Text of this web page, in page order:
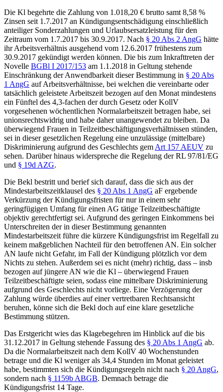
Die Kl begehrte die Zahlung von 1.018,20 € brutto samt 8,58 %
Zinsen seit 1.7.2017 an Kündigungsentschädigung einschließlich
anteiliger Sonderzahlungen und Urlaubsersatzleistung für den
Zeitraum vom 1.7.2017 bis 30.9.2017. Nach § 20 Abs 2 AngG hätte
ihr Arbeitsverhältnis ausgehend vom 12.6.2017 frühestens zum
30.9.2017 gekündigt werden können. Die bis zum Inkrafttreten der
Novelle BGBl I 2017/153 am 1.1.2018 in Geltung stehende
Einschränkung der Anwendbarkeit dieser Bestimmung in § 20 Abs
1 AngG auf Arbeitsverhältnisse, bei welchen die vereinbarte oder
tatsächlich geleistete Arbeitszeit bezogen auf den Monat mindestens
ein Fünftel des 4,3-fachen der durch Gesetz oder KollV
vorgesehenen wöchentlichen Normalarbeitszeit betragen habe, sei
unionsrechtswidrig und habe daher unangewendet zu bleiben. Da
überwiegend Frauen in Teilzeitbeschäftigungsverhältnissen stünden,
sei in dieser gesetzlichen Regelung eine unzulässige (mittelbare)
Diskriminierung aufgrund des Geschlechts gem Art 157 AEUV zu
sehen. Darüber hinaus widerspreche die Regelung der RL 97/81/EG
und § 19d AZG.
Die Bekl bestritt und berief sich darauf, dass die sich aus der
Mindestarbeitszeitklausel des § 20 Abs 1 AngG aF ergebende
Verkürzung der Kündigungsfristen für nur in einem sehr
geringfügigen Umfang für einen AG tätige Teilzeitbeschäftigte
objektiv gerechtfertigt sei. Aufgrund des geringen Einkommens bei
Unterschreiten der in dieser Bestimmung genannten
Mindestarbeitszeit führe die kürzere Kündigungsfrist im Regelfall zu
keinem maßgeblichen Nachteil für den betroffenen AN. Ein solcher
AN laufe nicht Gefahr, im Fall der Kündigung plötzlich vor dem
Nichts zu stehen. Außerdem sei es nicht (mehr) richtig, dass – insb
bezogen auf jüngere AN wie die Kl – überwiegend Frauen
Teilzeitbeschäftigte seien, sodass eine mittelbare Diskriminierung
aufgrund des Geschlechts nicht vorliege. Eine Verzögerung der
Zahlung würde überdies auf einer vertretbaren Rechtsansicht
beruhen, könne sich die Bekl doch auf eine klare gesetzliche
Bestimmung stützen.
Das Erstgericht wies das Klagebegehren im Hinblick auf die bis
31.12.2017 in Geltung stehende Fassung des § 20 Abs 1 AngG ab.
Da die Normalarbeitszeit nach dem KollV 40 Wochenstunden
betrage und die Kl weniger als 34,4 Stunden im Monat geleistet
habe, bestimmten sich die Kündigungsregeln nicht nach § 20 AngG,
sondern nach § 1159b ABGB. Demnach betrage die
Kündigungsfrist 14 Tage.